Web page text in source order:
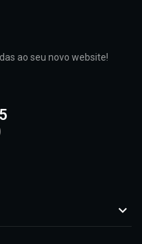
ao seu novo website!
